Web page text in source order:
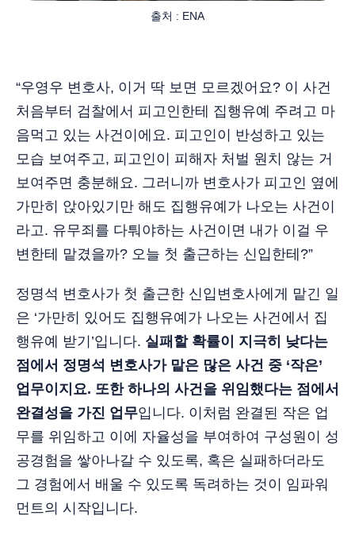
출처 : ENA
“우영우 변호사, 이거 딱 보면 모르겠어요? 이 사건
처음부터 검찰에서 피고인한테 집행유예 주려고 마
음먹고 있는 사건이에요. 피고인이 반성하고 있는
모습 보여주고, 피고인이 피해자 처벌 원치 않는 거
보여주면 충분해요. 그러니까 변호사가 피고인 옆에
가만히 앉아있기만 해도 집행유예가 나오는 사건이
라고. 유무죄를 다퉈야하는 사건이면 내가 이걸 우
변한테 맡겼을까? 오늘 첫 출근하는 신입한테?”
정명석 변호사가 첫 출근한 신입변호사에게 맡긴 일
은 ‘가만히 있어도 집행유예가 나오는 사건에서 집
행유예 받기’입니다. 실패할 확률이 지극히 낮다는
점에서 정명석 변호사가 맡은 많은 사건 중 ‘작은’
업무이지요. 또한 하나의 사건을 위임했다는 점에서
완결성을 가진 업무입니다. 이처럼 완결된 작은 업
무를 위임하고 이에 자율성을 부여하여 구성원이 성
공경험을 쌓아나갈 수 있도록, 혹은 실패하더라도
그 경험에서 배울 수 있도록 독려하는 것이 임파워
먼트의 시작입니다.